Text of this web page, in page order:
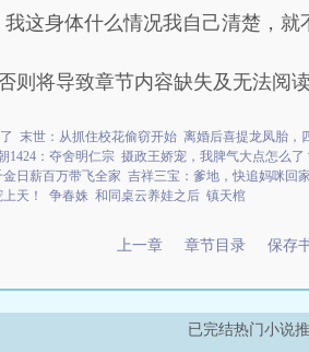
这身体什么情况我自己清楚，就
则将导致章节内容缺失及无法阅读
末世：从抓住校花偷窃开始 离婚后喜提龙凤胎，
1424：夺舍明仁宗 摄政王娇宠，我脾气大点怎么了
日薪百万带飞全家 吉祥三宝：爹地，快追妈咪回家
天！ 争春姝 和同桌云养娃之后 镇天棺
上一章 章节目录 保存
已完结热门小说